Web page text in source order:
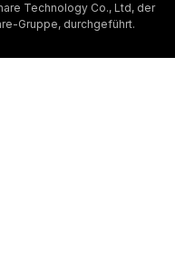
Technology Co., Ltd, der
Gruppe, durchgeführt.